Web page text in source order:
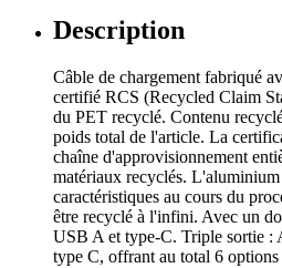
Description
Câble de chargement fabriqué
certifié RCS (Recycled Claim
du PET recyclé. Contenu
poids total de l'article. La
chaîne d'approvisionnement
matériaux recyclés. L'aluminium
caractéristiques au cours du
être recyclé à l'infini. Avec un
USB A et type-C. Triple sortie
type C, offrant au total 6 options